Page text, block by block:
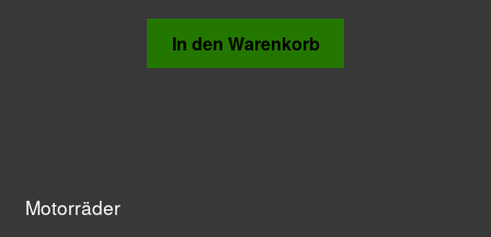
In den Warenkorb
Motorräder